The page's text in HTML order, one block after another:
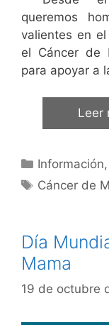
queremos
valientes en
el Cáncer de
para apoyar a
Leer
Información,
Cáncer de
Día
Mama
19 de octubre